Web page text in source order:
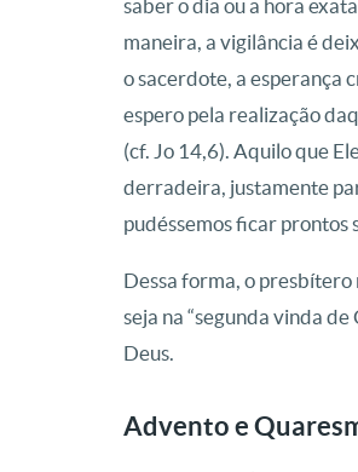
saber o dia ou a hora
maneira, a vigilância é
o sacerdote, a esperança
espero pela realização
(cf. Jo 14,6). Aquilo que
derradeira, justamente
pudéssemos ficar prontos
Dessa forma, o
seja na “segunda vinda
Deus.
Advento e